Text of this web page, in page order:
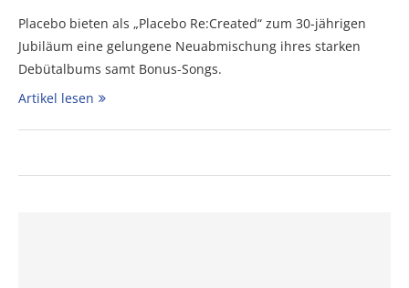
Placebo bieten als „Placebo Re:Created“ zum 30-jährigen
Jubiläum eine gelungene Neuabmischung ihres starken
Debütalbums samt Bonus-Songs.
Artikel lesen